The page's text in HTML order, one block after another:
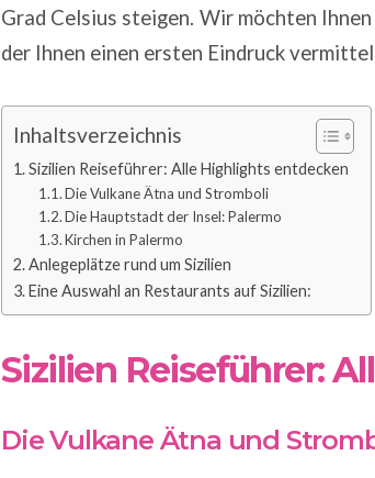
Grad Celsius steigen. Wir möchten
der Ihnen einen ersten Eindruck
Inhaltsverzeichnis
Sizilien Reiseführer: Alle Highlights entdecken
Die Vulkane Ätna und Stromboli
Die Hauptstadt der Insel: Palermo
Kirchen in Palermo
Anlegeplätze rund um Sizilien
Eine Auswahl an Restaurants auf Sizilien:
Sizilien Reiseführer:
Die Vulkane Ätna und